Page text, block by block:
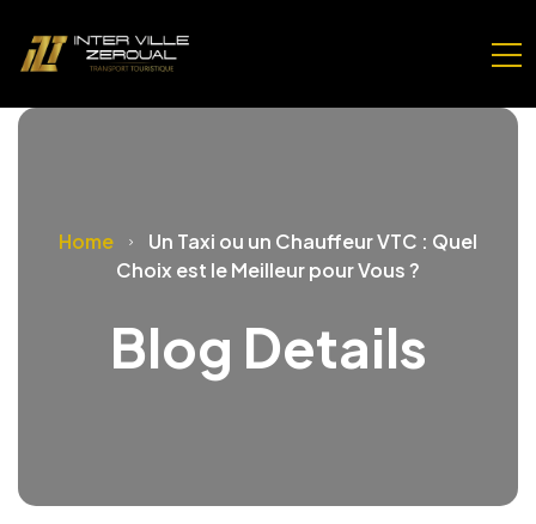
Home
Un Taxi ou un Chauffeur VTC : Quel
Choix est le Meilleur pour Vous ?
Blog Details